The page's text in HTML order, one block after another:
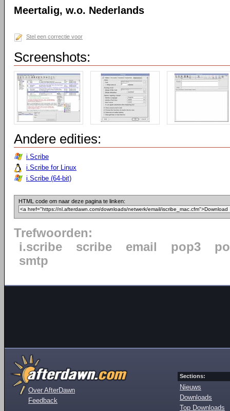
Meertalig, w.o. Nederlands
Stel een correctie voor
Screenshots:
Andere edities:
i.Scribe
i.Scribe for Linux
i.Scribe (64-bit)
HTML code om naar deze pagina te linken:
Trefwoorden:
i.scribe
scribe email pop3
smtp
Over AfterDawn
Feedback
Sections:
Nieuws
Downloads
Top Downloads